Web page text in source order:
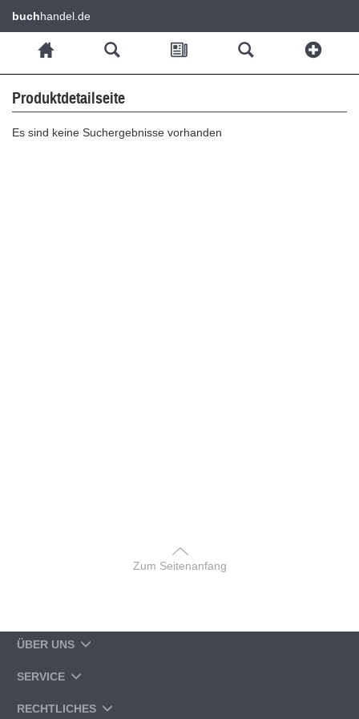
buchhandel.de
Produktdetailseite
Es sind keine Suchergebnisse vorhanden
Zum Seitenanfang
ÜBER UNS
SERVICE
RECHTLICHES